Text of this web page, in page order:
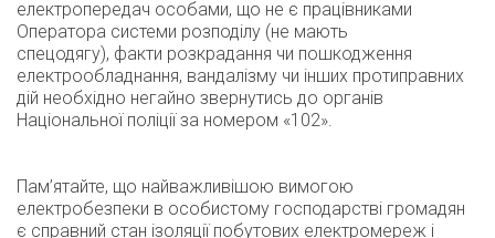
електропередач особами, що не є працівниками
Оператора системи розподілу (не мають
спецодягу), факти розкрадання чи пошкодження
електрообладнання, вандалізму чи інших протиправних
дій необхідно негайно звернутись до органів
Національної поліції за номером «102».
Пам’ятайте, що найважливішою вимогою
електробезпеки в особистому господарстві громадян
є справний стан ізоляції побутових електромереж і